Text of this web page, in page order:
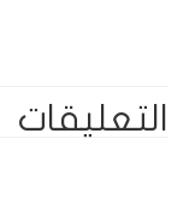
التعليقات